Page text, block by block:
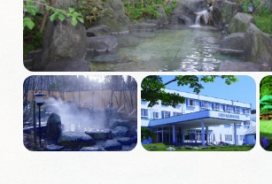
運営組織
広告掲載
サイトポリシー